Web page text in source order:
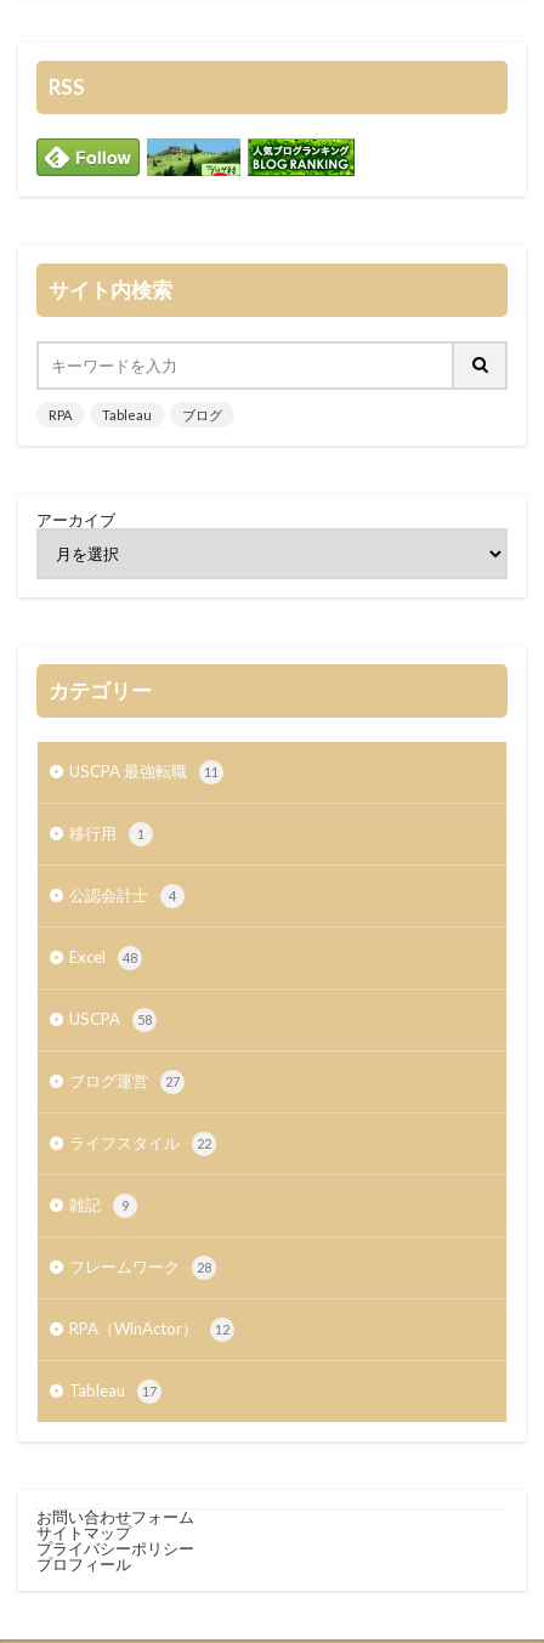
RSS
サイト内検索
RPA Tableau ブログ
アーカイブ
カテゴリー
USCPA 最強転職 11
移行用 1
公認会計士 4
Excel 48
USCPA 58
ブログ運営 27
ライフスタイル 22
雑記 9
フレームワーク 28
RPA（WinActor） 12
Tableau 17
お問い合わせフォーム
サイトマップ
プライバシーポリシー
プロフィール